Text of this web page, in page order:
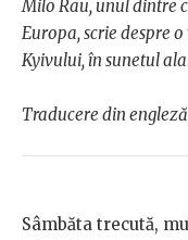
Milo Rau, unul dintre
Europa, scrie despre
Kyivului, în sunetul
Traducere din
Sâmbăta trecută,